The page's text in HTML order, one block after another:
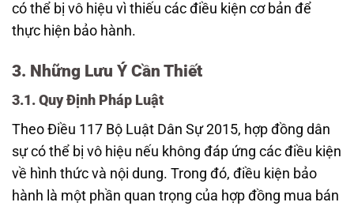
có thể bị vô hiệu vì thiếu các điều kiện cơ bản để
thực hiện bảo hành.
3. Những Lưu Ý Cần Thiết
3.1. Quy Định Pháp Luật
Theo Điều 117 Bộ Luật Dân Sự 2015, hợp đồng dân
sự có thể bị vô hiệu nếu không đáp ứng các điều kiện
về hình thức và nội dung. Trong đó, điều kiện bảo
hành là một phần quan trọng của hợp đồng mua bán